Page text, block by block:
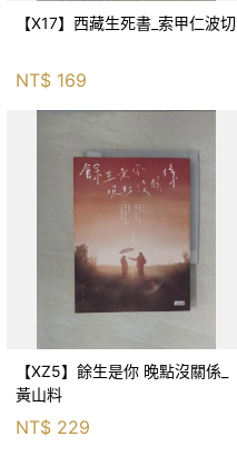
【X17】西藏生死書_索甲仁波切
NT$ 169
【XZ5】餘生是你 晚點沒關係_
黃山料
NT$ 229